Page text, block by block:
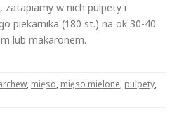
zatapiamy w nich pulpety i
piekarnika (180 st.) na ok 30-40
lub makaronem.
, mięso, mięso mielone, pulpety,